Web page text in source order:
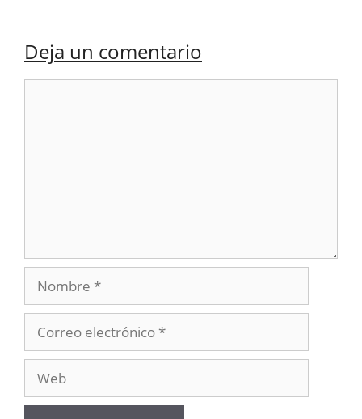
Deja un comentario
Nombre
electrónico